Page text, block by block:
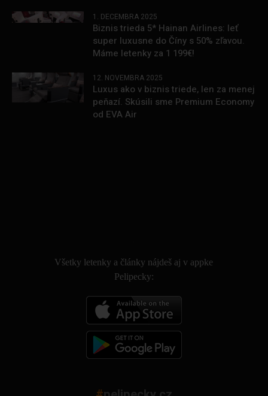
1. DECEMBRA 2025
Biznis trieda 5* Hainan Airlines: leť
super luxusne do Číny s 50% zľavou.
Máme letenky za 1 199€!
12. NOVEMBRA 2025
Luxus ako v biznis triede, len za menej
peňazí. Skúsili sme Premium Economy
od EVA Air
Všetky letenky a články nájdeš aj v appke
Pelipecky: